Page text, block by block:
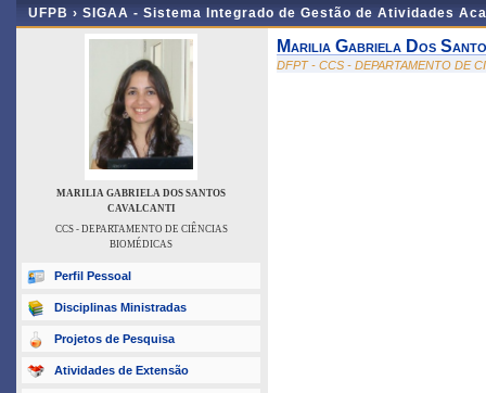
UFPB › SIGAA - Sistema Integrado de Gestão de Atividades
MARILIA GABRIELA DOS SANTOS
CAVALCANTI
CCS - DEPARTAMENTO DE CIÊNCIAS
BIOMÉDICAS
Perfil Pessoal
Disciplinas Ministradas
Projetos de Pesquisa
Atividades de Extensão
Marilia Gabriela Dos
DFPT - CCS - DEPARTAMENTO DE